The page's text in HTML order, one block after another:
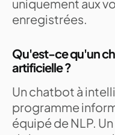
uniquement aux
enregistrées.
Qu'est-ce qu'un
artificielle ?
Un chatbot à
programme
équipé de NLP.